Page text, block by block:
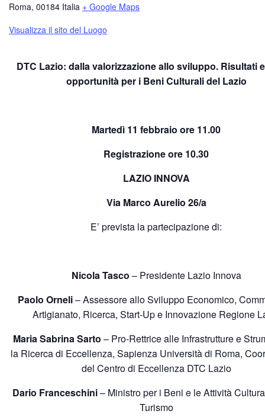
Roma, 00184 Italia + Google Maps
Visualizza il sito del Luogo
DTC Lazio: dalla valorizzazione allo sviluppo. Risultati
opportunità per i Beni Culturali del Lazio
Martedì 11 febbraio ore 11.00
Registrazione ore 10.30
LAZIO INNOVA
Via Marco Aurelio 26/a
E’ prevista la partecipazione di:
Nicola Tasco – Presidente Lazio Innova
Paolo Orneli– Assessore allo Sviluppo Economico,
Artigianato, Ricerca, Start-Up e Innovazione Regione
Maria Sabrina Sarto – Pro-Rettrice alle Infrastrutture e
la Ricerca di Eccellenza, Sapienza Università di Roma,
del Centro di Eccellenza DTC Lazio
Dario Franceschini– Ministro per i Beni e le Attività
Turismo